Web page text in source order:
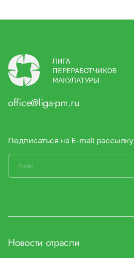
ЛИГА
ПЕРЕРАБОТЧИКОВ
МАКУЛАТУРЫ
office@liga-pm.ru
Подписаться на E-mail рассылку
Новости отрасли